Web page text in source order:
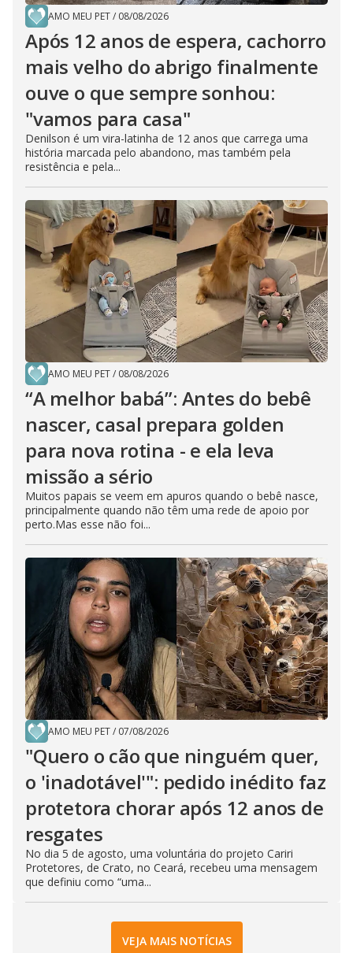
AMO MEU PET/ 08/08/2026
Após 12 anos de espera, cachorro
mais velho do abrigo finalmente
ouve o que sempre sonhou:
"vamos para casa"
Denilson é um vira-latinha de 12 anos que carrega uma
história marcada pelo abandono, mas também pela
resistência e pela...
AMO MEU PET/ 08/08/2026
“A melhor babá”: Antes do bebê
nascer, casal prepara golden
para nova rotina - e ela leva
missão a sério
Muitos papais se veem em apuros quando o bebê nasce,
principalmente quando não têm uma rede de apoio por
perto.Mas esse não foi...
AMO MEU PET/ 07/08/2026
"Quero o cão que ninguém quer,
o 'inadotável'": pedido inédito faz
protetora chorar após 12 anos de
resgates
No dia 5 de agosto, uma voluntária do projeto Cariri
Protetores, de Crato, no Ceará, recebeu uma mensagem
que definiu como “uma...
VEJA MAIS NOTÍCIAS